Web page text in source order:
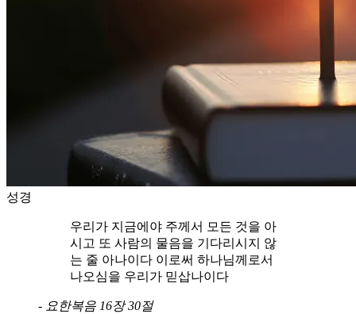
성경
우리가 지금에야 주께서 모든 것을 아
시고 또 사람의 물음을 기다리시지 않
는 줄 아나이다 이로써 하나님께로서
나오심을 우리가 믿삽나이다
- 요한복음 16장 30절